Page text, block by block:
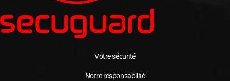
Votre sécurité
Notre responsabilité